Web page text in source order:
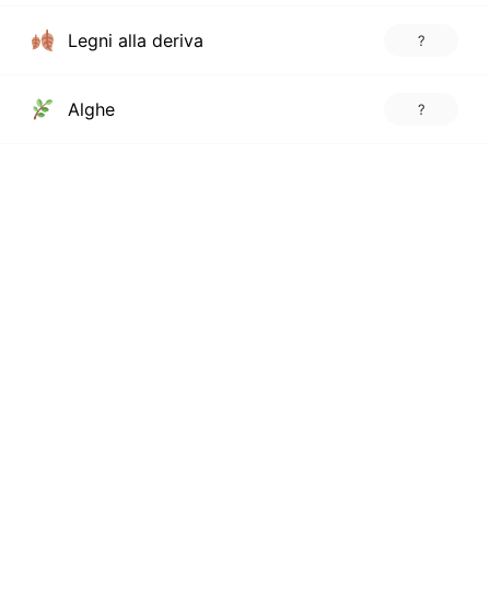
Legni alla deriva ?
Alghe ?